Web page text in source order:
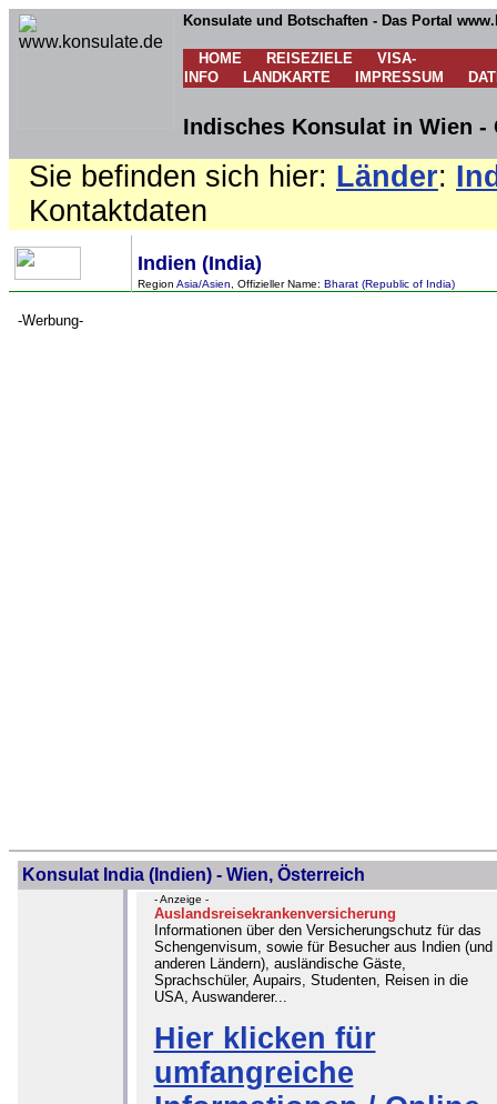
Konsulate und Botschaften - Das Portal
HOME REISEZIELE
VISA-
INFO
LANDKARTE IMPRESSUM
Indisches Konsulat in Wien -
Sie befinden sich hier: Länder:
Kontaktdaten
Indien (India)
Region Asia/Asien , Offizieller Name: Bharat (Republic of India)
-Werbung-
Konsulat India (Indien) - Wien, Österreich
- Anzeige -
Auslandsreisekrankenversicherung
Informationen über den Versicherungschutz für das
Schengenvisum, sowie für Besucher aus Indien (und
anderen Ländern), ausländische Gäste,
Sprachschüler, Aupairs, Studenten, Reisen in die
USA, Auswanderer...
Hier klicken für
umfangreiche